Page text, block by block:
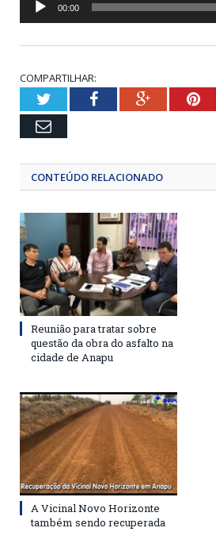
00:00
COMPARTILHAR:
TwitterFacebookGoogle+
Email
CONTEÚDO RELACIONADO
Reunião para tratar sobre
questão da obra do asfalto na
cidade de Anapu
A Vicinal Novo Horizonte
também sendo recuperada